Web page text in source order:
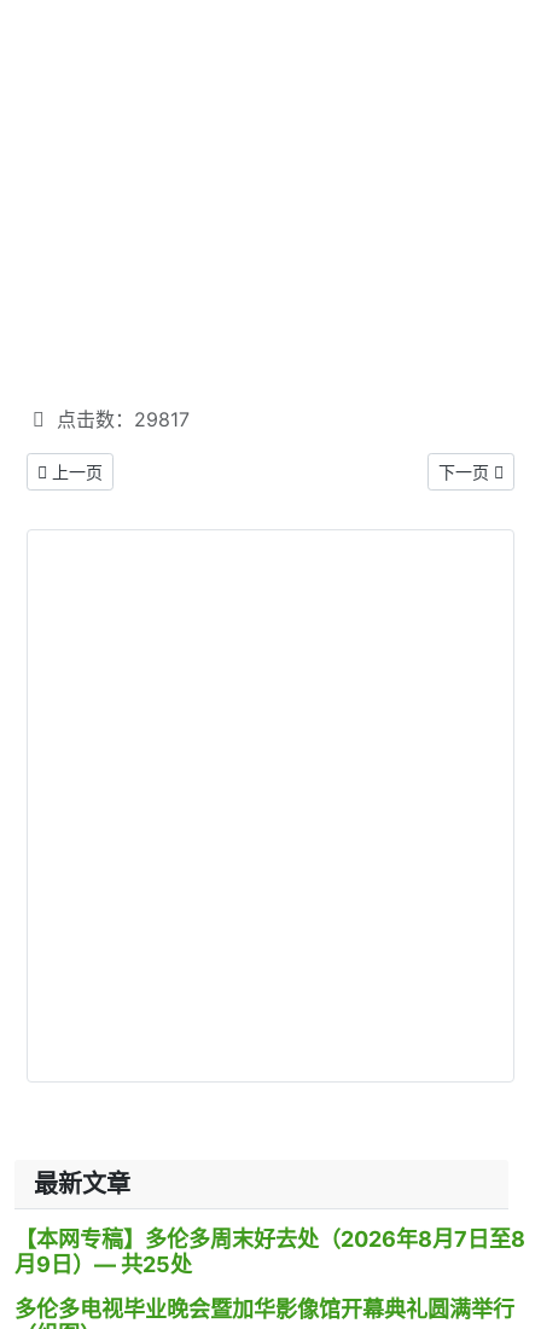
点击数：29817
上一篇文章: 原创小说《翼》—— 第三章 地球神仙都是翼星人（有
上一页 下一篇文章:
下一页
最新文章
【本网专稿】多伦多周末好去处（2026年8月7日至8
月9日）— 共25处
多伦多电视毕业晚会暨加华影像馆开幕典礼圆满举行